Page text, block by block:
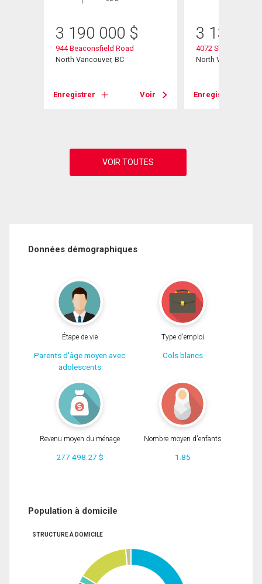
3 190 000 $
944 Beaconsfield Road
North Vancouver, BC
Enregistrer Voir
3 130
4072 Skyline Drive
North Vancouver,
Enregistrer
Données démographiques
Étape de vie
Parents d'âge moyen avec
adolescents
Type d'emploi
Cols blancs
Revenu moyen du ménage
277 498.27 $
Nombre moyen d'enfants
1.85
Population à domicile
STRUCTURE À DOMICILE